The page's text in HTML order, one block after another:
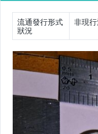
流通發行形式
狀況
非現